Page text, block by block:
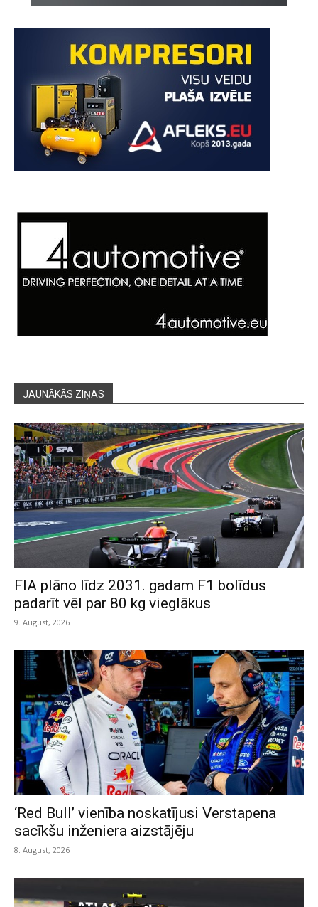
JAUNĀKĀS ZIŅAS
FIA plāno līdz 2031. gadam F1 bolīdus
padarīt vēl par 80 kg vieglākus
9. August, 2026
‘Red Bull’ vienība noskatījusi Verstapena
sacīkšu inženiera aizstājēju
8. August, 2026